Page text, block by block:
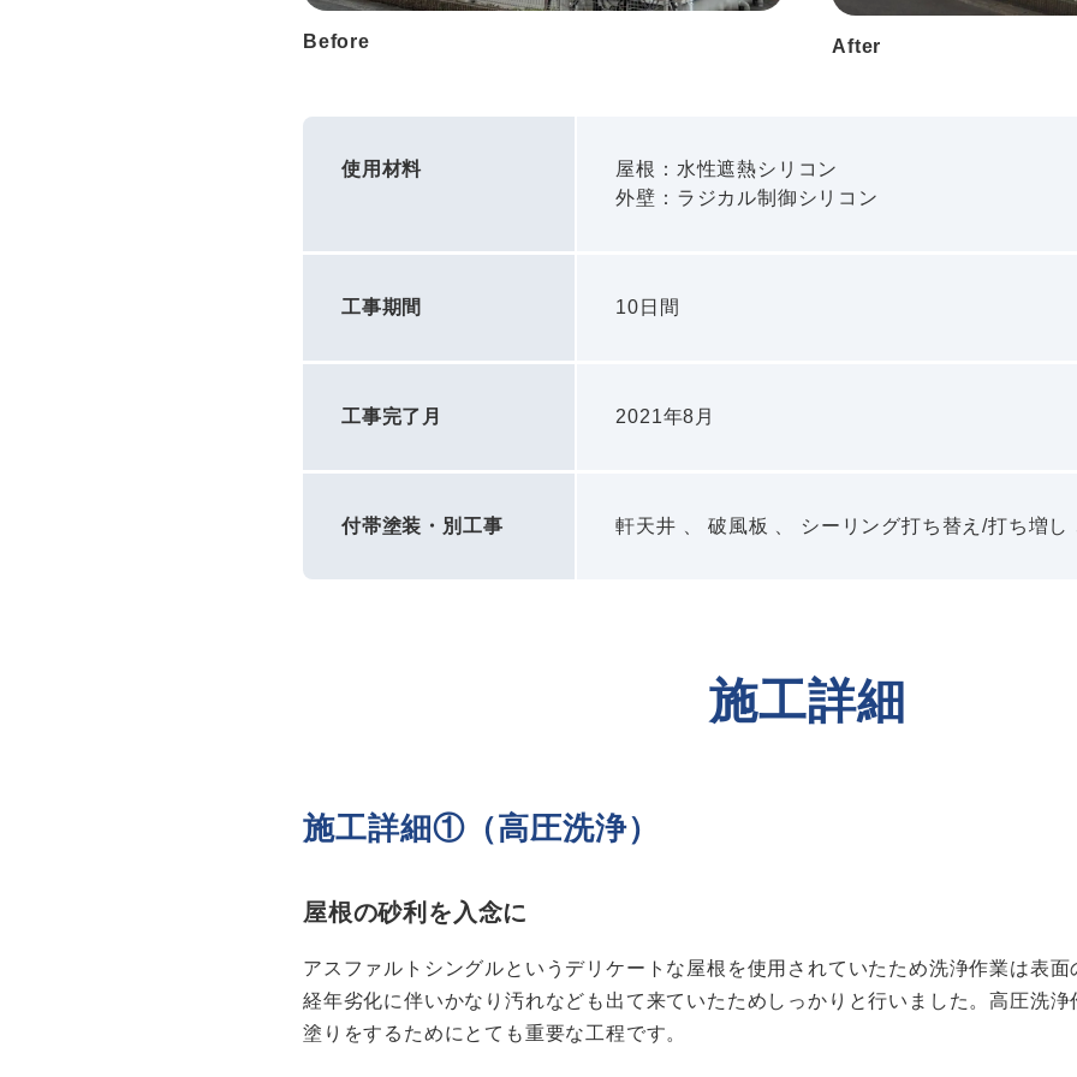
Before After
使用材料
屋根：水性遮熱シリコン
外壁：ラジカル制御シリコン
工事期間 10日間
工事完了月 2021年8月
付帯塗装・別工事 軒天井 、 破風板 、 シーリング打ち替え/打ち増し
施工詳細
施工詳細①（高圧洗浄）
屋根の砂利を入念に
アスファルトシングルというデリケートな屋根を使用されていたため洗浄作業は表
経年劣化に伴いかなり汚れなども出て来ていたためしっかりと行いました。高圧洗
塗りをするためにとても重要な工程です。